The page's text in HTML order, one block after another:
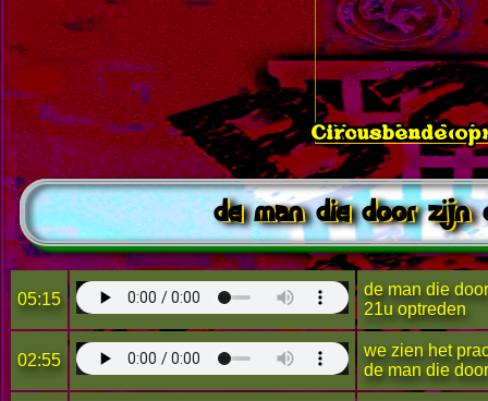
Circusbende
Circusbende op
de man die door zijn
05:15
de man die
21u optreden
02:55
we zien het
de man die